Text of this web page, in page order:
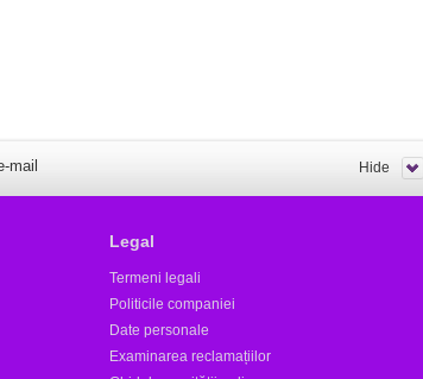
mail Hide
Legal
Termeni legali
Politicile companiei
Date personale
Examinarea reclamațiilor